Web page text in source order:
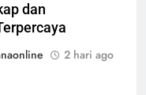
dan
2 hari ago